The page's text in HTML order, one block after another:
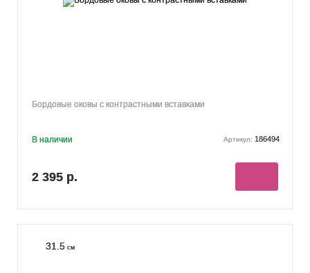
Бордовые оковы с контрастными вставками
В наличии Артикул: 186494
2 395 р.
31.5 см